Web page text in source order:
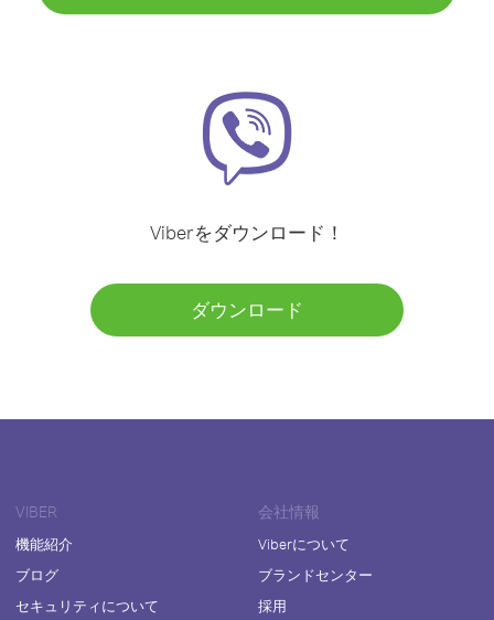
Viberをダウンロード！
ダウンロード
VIBER
機能紹介
ブログ
セキュリティについて
会社情報
Viberについて
ブランドセンター
採用